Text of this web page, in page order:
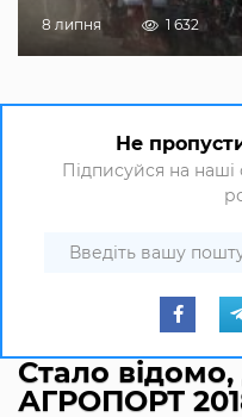
8 липня 1 632
Не
Підписуйся на наші
Стало
АГРОПОРТ